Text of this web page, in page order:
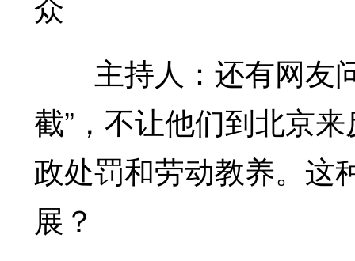
主持人：还有网友问
截”，不让他们到北京
政处罚和劳动教养。这
展？